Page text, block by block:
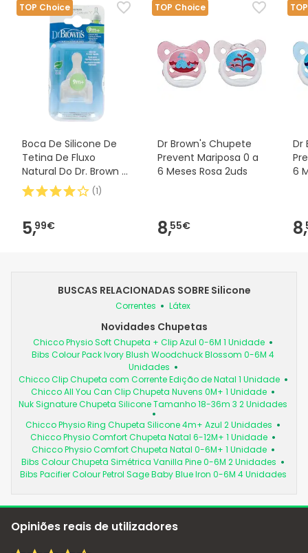
TOP Choice
Boca De Silicone De
Tetina De Fluxo
Natural Do Dr. Brown E
Padrão 2uds
(1)
5,99€
TOP Choice
Dr Brown's Chupete
Prevent Mariposa 0 a
6 Meses Rosa 2uds
8,55€
Dr
6
8,
BUSCAS RELACIONADAS SOBRE Silicone
Correntes Látex
Novidades Chupetas
Chicco Physio Soft Chupeta + Clip Azul 0-6M 1 Unidade
Bibs Colour Pack Ivory Blush Woodchuck Blossom 0-6M 4
Unidades
Chicco Clip Chupeta com Corrente Edição de Natal 1 Unidade
Chicco All You Can Clip Chupeta Nuvens 0M+ 1 Unidade
Nuk Signature Chupeta Silicone Tamanho 18-36m 3 2 Unidades
Chicco Physio Ring Chupeta Silicone 4m+ Azul 2 Unidades
Chicco Physio Comfort Chupeta Natal 6-12M+ 1 Unidade
Chicco Physio Comfort Chupeta Natal 0-6M+ 1 Unidade
Bibs Colour Chupeta Simétrica Vanilla Pine 0-6M 2 Unidades
Bibs Pacifier Colour Petrol Sage Baby Blue Iron 0-6M 4 Unidades
Opiniões reais de utilizadores